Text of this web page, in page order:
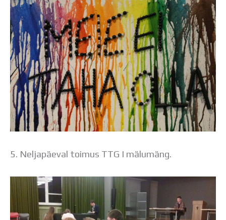
5. Neljapäeval toimus TTG I mälumäng.